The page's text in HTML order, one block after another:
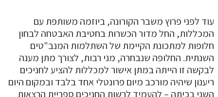
לפני פרוץ משבר הקורונה, ביוזמה משותפת עם
החל מדור הכשרות בחטיבת האבטחה לבחון
למתכונת הקיימת של השתלמות המנב"טים
החלופה שנבחרה, מני רבות, לצורך מתן מענה
זו הייתה במתן אישור למכללות להציע לחניכים
שיהיה מורכב מיום פרונטלי אחד בלבד ובמקום היום
בכיתה – להעמיד לרשות החניכים ספריית הרצאות